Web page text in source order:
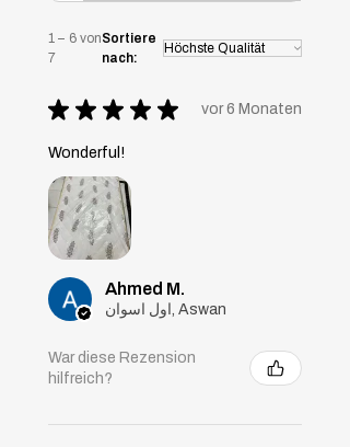
1 – 6 von
7
Sortiere
nach:
★ ★ ★ ★ ★ vor 6 Monaten
Wonderful!
Ahmed M.
اول اسوان, Aswan
War diese Rezension
hilfreich?